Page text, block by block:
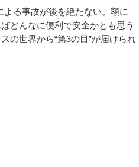
よる事故が後を絶たない。額に
どんなに便利で安全かとも思う
の世界から“第3の目”が届けられ